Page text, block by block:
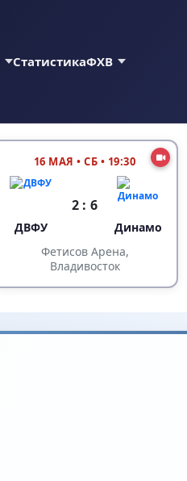
СтатистикаФХВ
16 МАЯ•СБ • 19:30
ДВФУ
2 : 6
Динамо
Фетисов Арена,
Владивосток